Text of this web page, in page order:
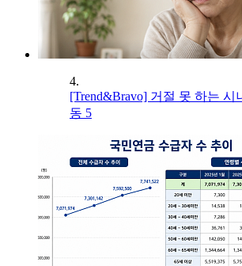
4.
[Trend&Bravo] 거절 못 하는 시
동 5